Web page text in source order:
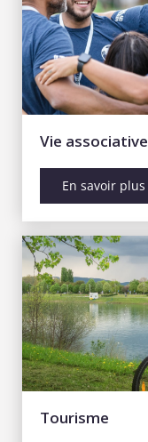
Vie associative
En savoir plus
Tourisme